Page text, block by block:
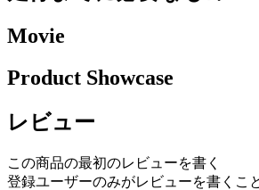
Movie
Product Showcase
レビュー
この商品の最初のレビューを書く
登録ユーザーのみがレビューを書くこ